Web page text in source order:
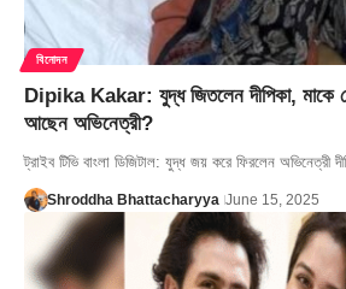
বিনোদন
Dipika Kakar: যুদ্ধ জিতলেন দীপিকা, মাকে
আছেন অভিনেত্রী?
ট্রাইব টিভি বাংলা ডিজিটাল: যুদ্ধ জয় করে ফিরলেন অভিনেত্রী
Shroddha Bhattacharyya June 15, 2025